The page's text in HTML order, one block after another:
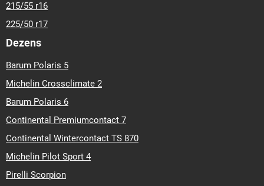
215/55 r16
225/50 r17
Dezens
Barum Polaris 5
Michelin Crossclimate 2
Barum Polaris 6
Continental Premiumcontact 7
Continental Wintercontact TS 870
Michelin Pilot Sport 4
Pirelli Scorpion